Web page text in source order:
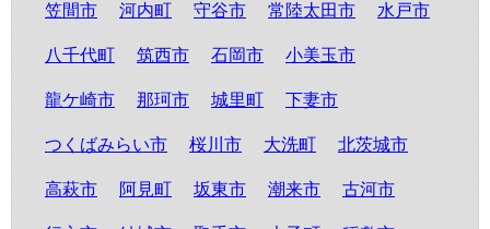
笠間市 河内町 守谷市 常陸太田市 水戸市
八千代町 筑西市 石岡市 小美玉市
龍ケ崎市 那珂市 城里町 下妻市
つくばみらい市 桜川市 大洗町 北茨城市
高萩市 阿見町 坂東市 潮来市 古河市